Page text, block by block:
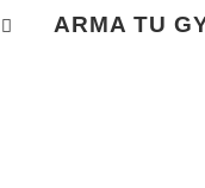
ARMA TU